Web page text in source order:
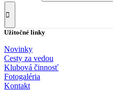
Užitočné linky
Novinky
Cesty za vedou
Klubová činnosť
Fotogaléria
Kontakt